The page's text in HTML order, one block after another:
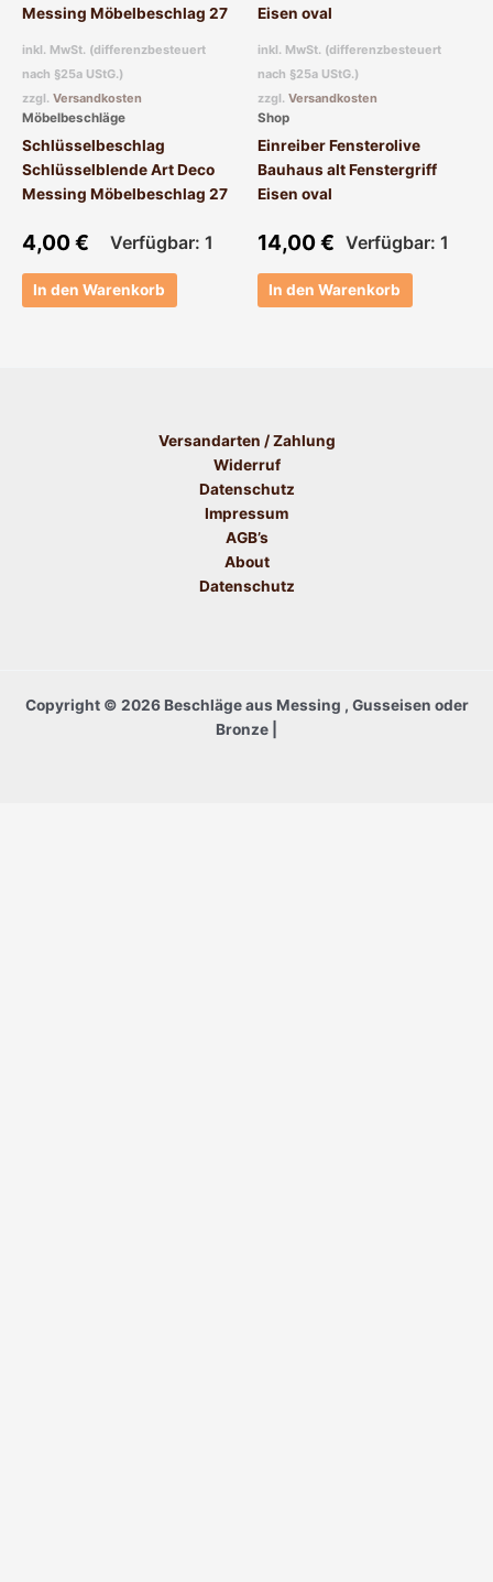
inkl. MwSt. (differenzbesteuert
nach §25a UStG.)
zzgl. Versandkosten
Möbelbeschläge
Schlüsselbeschlag
Schlüsselblende Art Deco
Messing Möbelbeschlag 27
4,00€ Verfügbar: 1
In den Warenkorb
inkl. MwSt. (differenzbesteuert
nach §25a UStG.)
zzgl. Versandkosten
Shop
Einreiber Fensterolive
Bauhaus alt Fenstergriff
Eisen oval
14,00€ Verfügbar: 1
In den Warenkorb
Versandarten / Zahlung
Widerruf
Datenschutz
Impressum
AGB’s
About
Datenschutz
Copyright © 2026 Beschläge aus Messing , Gusseisen oder
Bronze |